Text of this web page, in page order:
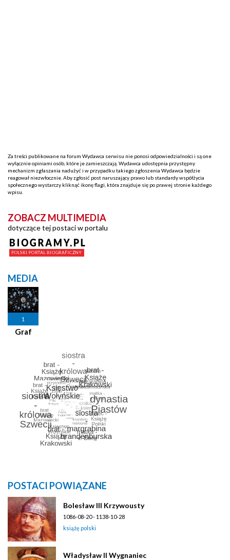
Za treści publikowane na forum Wydawca serwisu nie ponosi odpowiedzialności i są one
wyłącznie opiniami osób, które je zamieszczają. Wydawca udostępnia przystępny
mechanizm zgłaszania nadużyć i w przypadku takiego zgłoszenia Wydawca będzie
reagował niezwłocznie. Aby zgłosić post naruszający prawo lub standardy współżycia
społecznego wystarczy kliknąć ikonę flagi, która znajduje się po prawej stronie każdego
wpisu.
ZOBACZ MULTIMEDIA
dotyczące tej postaci w portalu
MEDIA
1
Graf
POSTACI POWIĄZANE
Bolesław III Krzywousty
1086-08-20 - 1138-10-28
książę polski
Władysław II Wygnaniec